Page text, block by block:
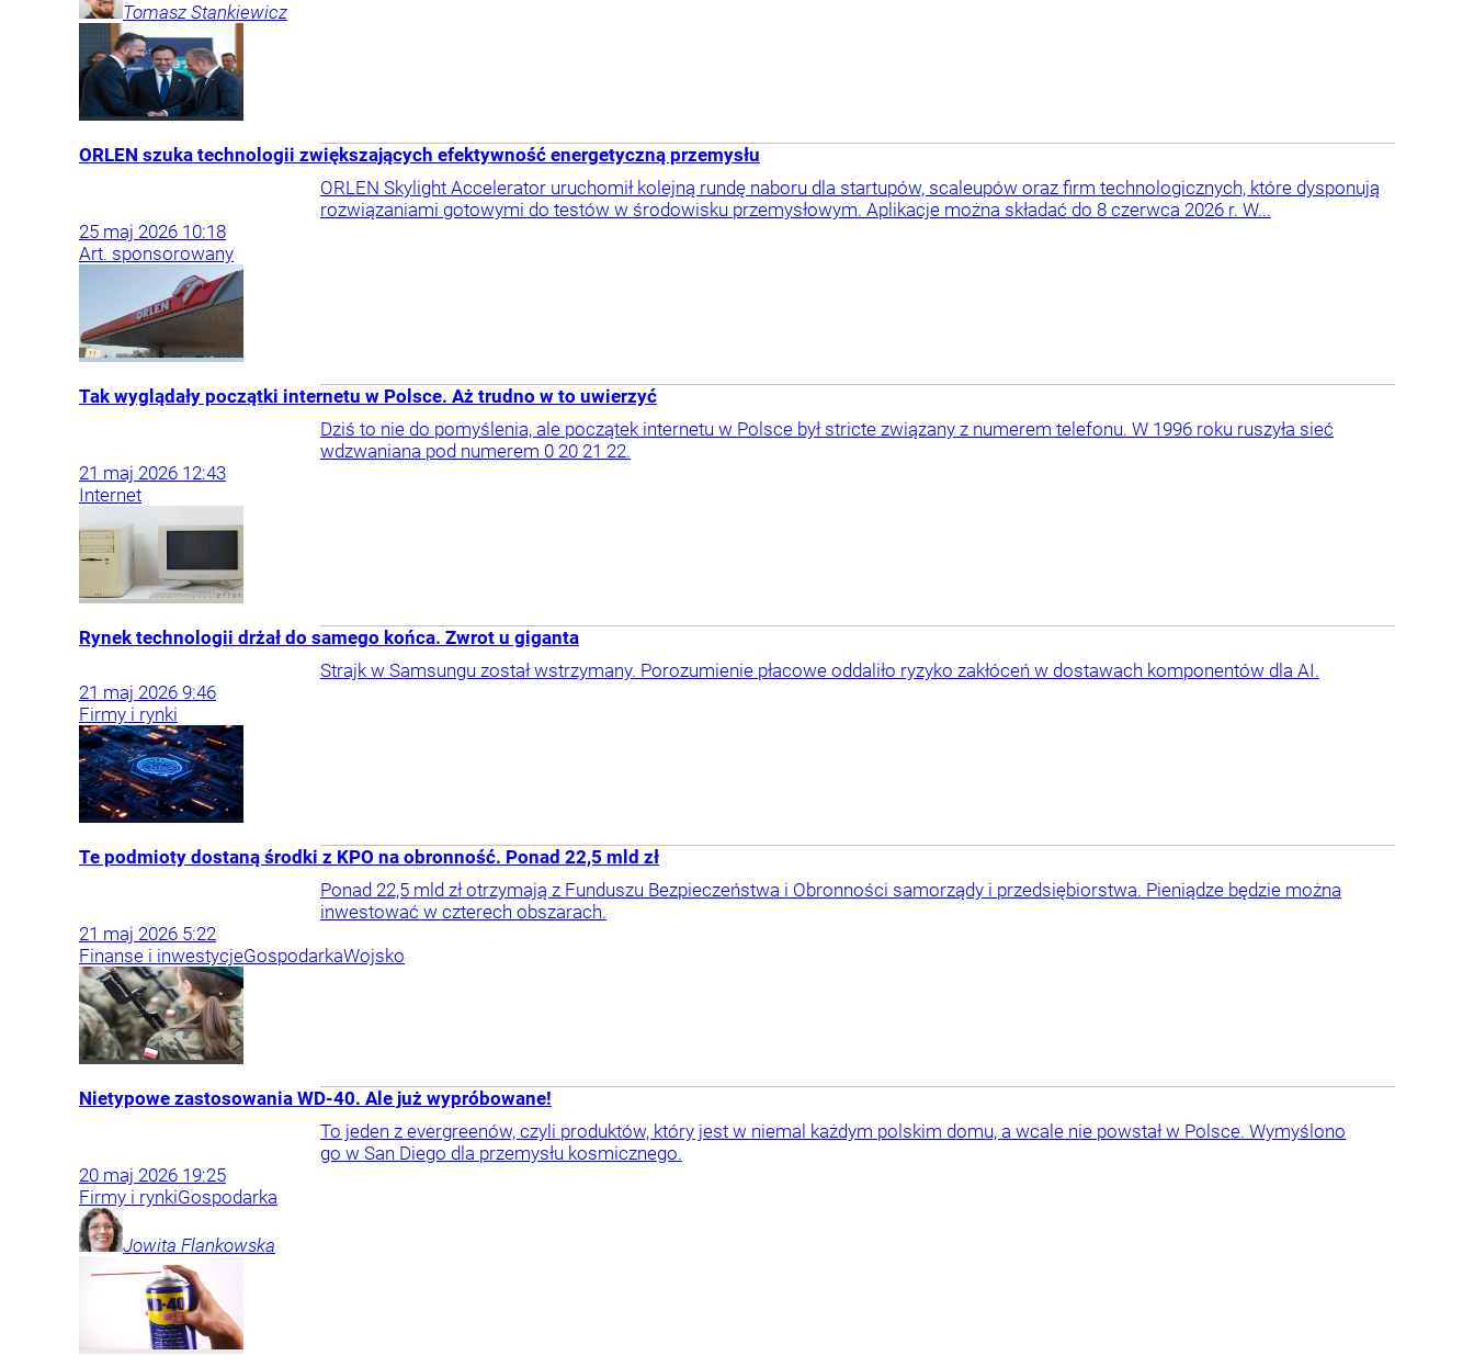
Tomasz Stankiewicz
ORLEN szuka technologii zwiększających efektywność energetyczną przemysłu
ORLEN Skylight Accelerator uruchomił kolejną rundę naboru dla startupów, scaleupów oraz firm technologicznych, które dysponują
rozwiązaniami gotowymi do testów w środowisku przemysłowym. Aplikacje można składać do 8 czerwca 2026 r. W...
25 maj 2026 10:18
Art. sponsorowany
Tak wyglądały początki internetu w Polsce. Aż trudno w to uwierzyć
Dziś to nie do pomyślenia, ale początek internetu w Polsce był stricte związany z numerem telefonu. W 1996 roku ruszyła sieć
wdzwaniana pod numerem 0 20 21 22.
21 maj 2026 12:43
Internet
Rynek technologii drżał do samego końca. Zwrot u giganta
Strajk w Samsungu został wstrzymany. Porozumienie płacowe oddaliło ryzyko zakłóceń w dostawach komponentów dla AI.
21 maj 2026 9:46
Firmy i rynki
Te podmioty dostaną środki z KPO na obronność. Ponad 22,5 mld zł
Ponad 22,5 mld zł otrzymają z Funduszu Bezpieczeństwa i Obronności samorządy i przedsiębiorstwa. Pieniądze będzie można
inwestować w czterech obszarach.
21 maj 2026 5:22
Finanse i inwestycjeGospodarkaWojsko
Nietypowe zastosowania WD-40. Ale już wypróbowane!
To jeden z evergreenów, czyli produktów, który jest w niemal każdym polskim domu, a wcale nie powstał w Polsce. Wymyślono
go w San Diego dla przemysłu kosmicznego.
20 maj 2026 19:25
Firmy i rynkiGospodarka
Jowita Flankowska